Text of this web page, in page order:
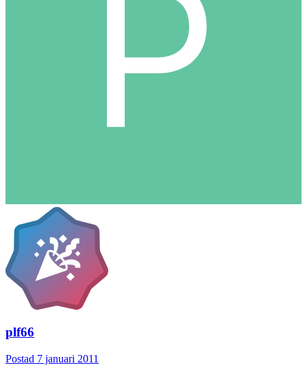
plf66
Postad 7 januari 2011